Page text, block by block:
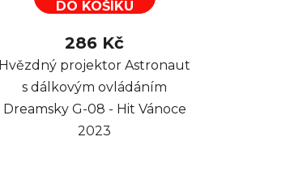
DO KOŠÍKU
286 Kč
Hvězdný projektor Astronaut
s dálkovým ovládáním
Dreamsky G-08 - Hit Vánoce
2023